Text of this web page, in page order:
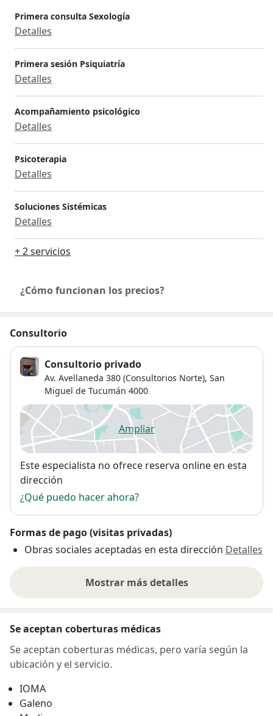
Primera consulta Sexología
Detalles
Primera sesión Psiquiatría
Detalles
Acompañamiento psicológico
Detalles
Psicoterapia
Detalles
Soluciones Sistémicas
Detalles
+ 2 servicios
¿Cómo funcionan los precios?
Consultorio
Consultorio privado
Av. Avellaneda 380 (Consultorios Norte), San
Miguel de Tucumán 4000
Ampliarse abre en una nueva
Disponibilidad
Este especialista no ofrece reserva online en esta
dirección
¿Qué puedo hacer ahora?
Formas de pago (visitas privadas)
Obras sociales aceptadas en esta dirección Detalles
Mostrar más detalles
sobre la dirección
Se aceptan coberturas médicas
Se aceptan coberturas médicas, pero varía según la
ubicación y el servicio.
IOMA
Galeno